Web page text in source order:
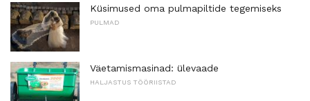
Küsimused oma pulmapiltide tegemiseks
PULMAD
Väetamismasinad: ülevaade
HALJASTUS TÖÖRIISTAD